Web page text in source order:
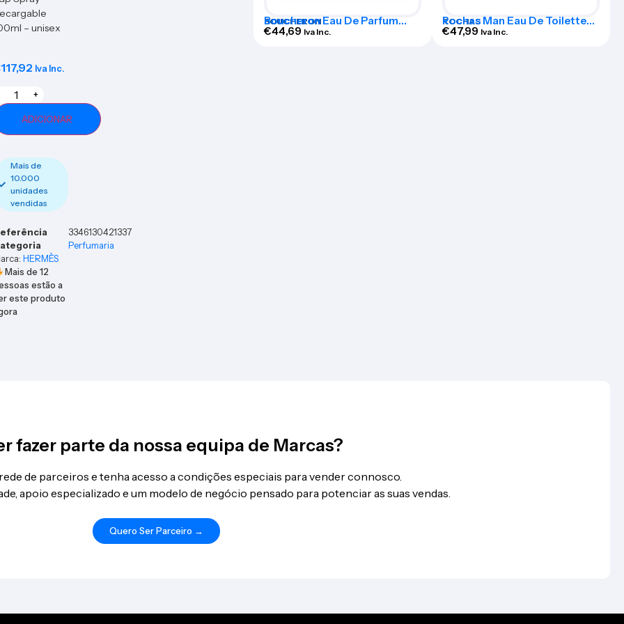
– unisex
117,92 Iva Inc.
+
ADICIONAR
Mais de
10.000
unidades
vendidas
3346130421337
Perfumaria
HERMÈS
Mais de12
estão a
este produto
BOUCHERON
Boucheron Eau De Parfum
Spray 100ml Set 3 Pieces
€44,69 Iva Inc.
ROCHAS
Rochas Man Eau De Toilette
Spray 100ml Set 2 Pieces
€47,99 Iva Inc.
fazer parte da nossa equipa de Marcas?
de parceiros e tenha acesso a condições especiais para vender connosco.
apoio especializado e um modelo de negócio pensado para potenciar as suas vendas.
Quero Ser Parceiro →